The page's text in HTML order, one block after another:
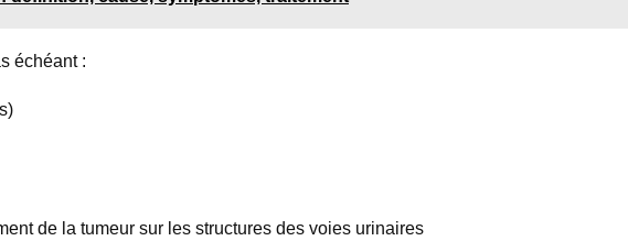
échéant :
de la tumeur sur les structures des voies urinaires